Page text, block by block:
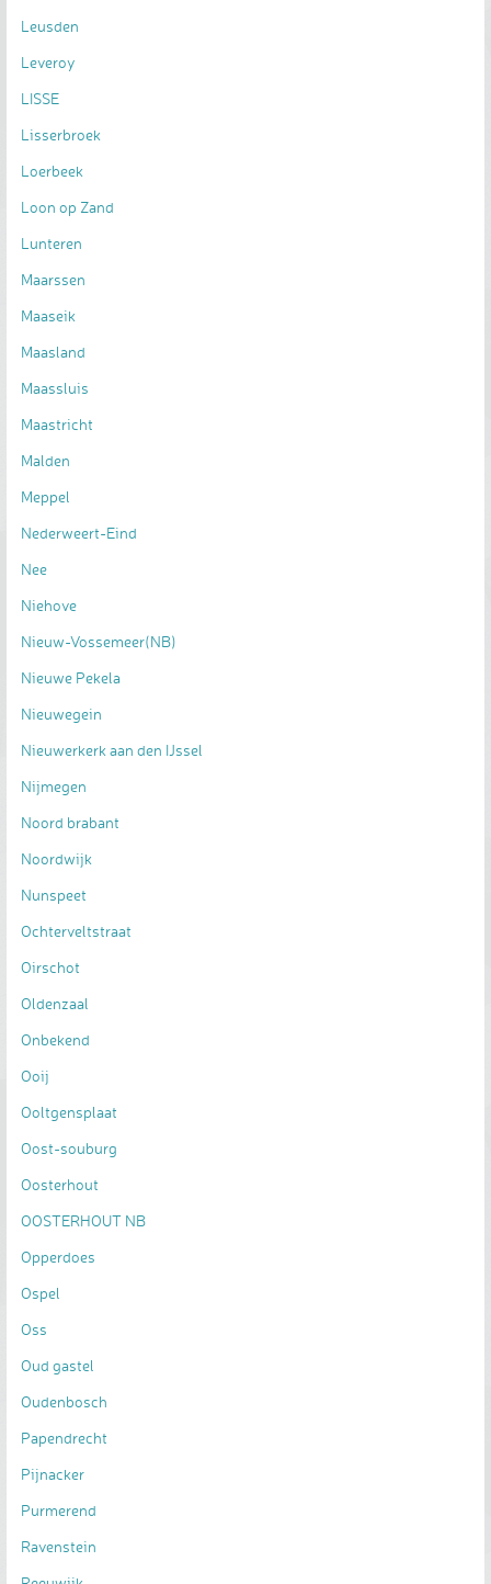
Leusden
Leveroy
LISSE
Lisserbroek
Loerbeek
Loon op Zand
Lunteren
Maarssen
Maaseik
Maasland
Maassluis
Maastricht
Malden
Meppel
Nederweert-Eind
Nee
Niehove
Nieuw-Vossemeer(NB)
Nieuwe Pekela
Nieuwegein
Nieuwerkerk aan den IJssel
Nijmegen
Noord brabant
Noordwijk
Nunspeet
Ochterveltstraat
Oirschot
Oldenzaal
Onbekend
Ooij
Ooltgensplaat
Oost-souburg
Oosterhout
OOSTERHOUT NB
Opperdoes
Ospel
Oss
Oud gastel
Oudenbosch
Papendrecht
Pijnacker
Purmerend
Ravenstein